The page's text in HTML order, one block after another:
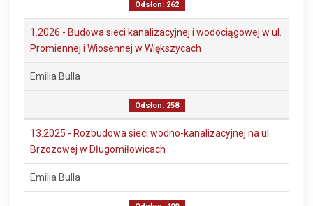
Odsłon: 262
1.2026 - Budowa sieci kanalizacyjnej i wodociągowej w ul.
Promiennej i Wiosennej w Większycach
Emilia Bulla
Odsłon: 258
13.2025 - Rozbudowa sieci wodno-kanalizacyjnej na ul.
Brzozowej w Długomiłowicach
Emilia Bulla